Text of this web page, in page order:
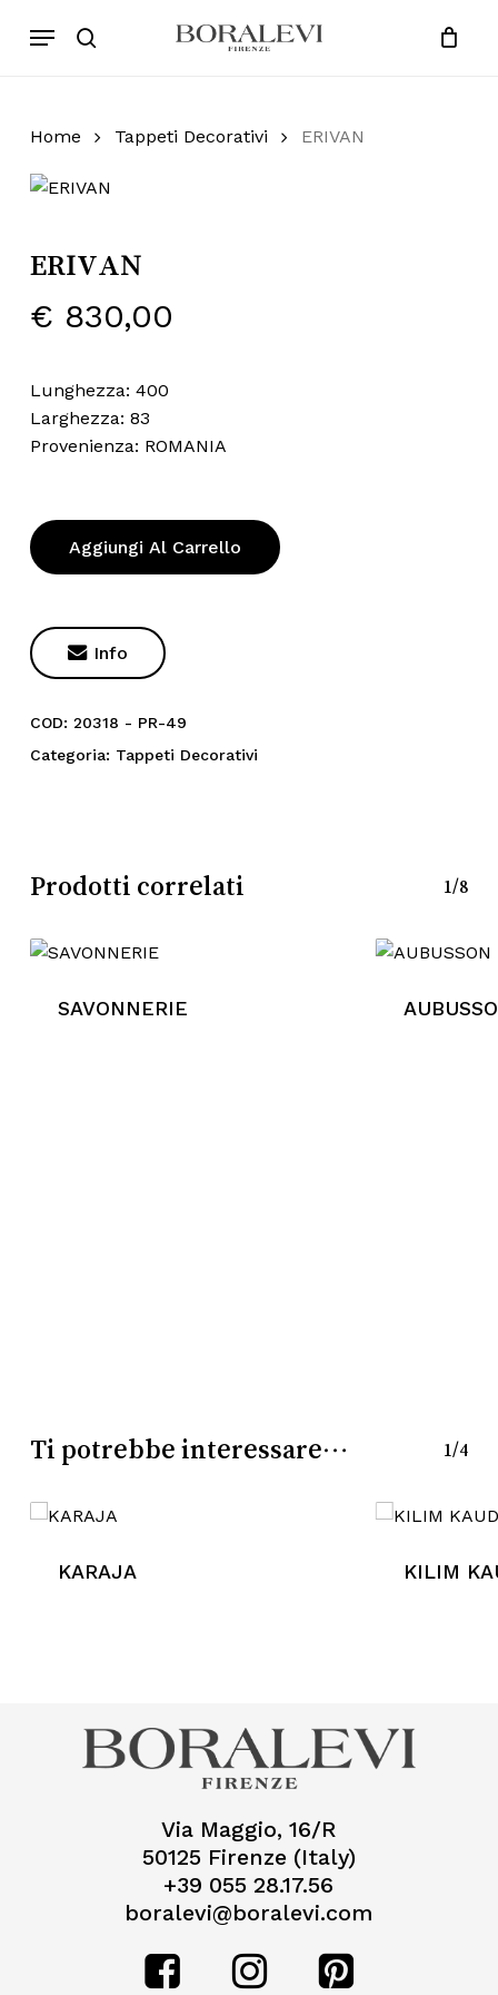
Products
search
Menu
Cart Close
Home Tappeti Decorativi ERIVAN
ERIVAN
€ 830,00
Lunghezza: 400
Larghezza: 83
Provenienza: ROMANIA
Aggiungi Al Carrello
Info
COD: 20318 - PR-49
Categoria: Tappeti Decorativi
Prodotti correlati 1/8
SAVONNERIE
Ti potrebbe interessare… 1/4
KARAJA KILIM
Via Maggio, 16/R
50125 Firenze (Italy)
+39 055 28.17.56
boralevi@boralevi.com